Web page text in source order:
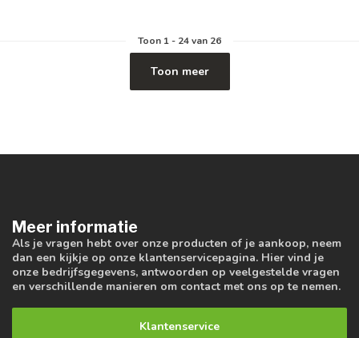
Toon 1- 24van 26
Toon meer
Meer informatie
Als je vragen hebt over onze producten of je aankoop, neem
dan een kijkje op onze klantenservicepagina. Hier vind je
onze bedrijfsgegevens, antwoorden op veelgestelde vragen
en verschillende manieren om contact met ons op te nemen.
Klantenservice